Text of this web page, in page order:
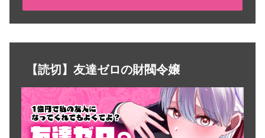
【読切】友達ゼロの財閥令嬢